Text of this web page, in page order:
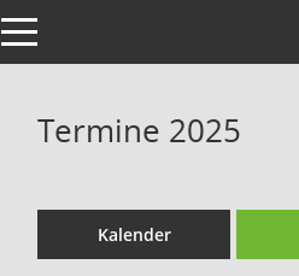
Toggle navigation
Termine 2025
Kalender